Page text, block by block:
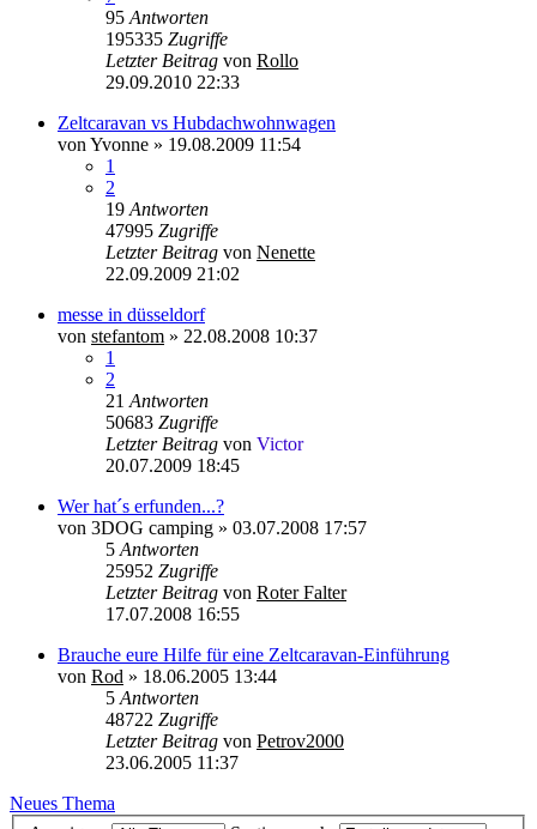
95 Antworten
195335 Zugriffe
Letzter Beitrag von Rollo
29.09.2010 22:33
Zeltcaravan vs Hubdachwohnwagen
von Yvonne » 19.08.2009 11:54
1
2
19 Antworten
47995 Zugriffe
Letzter Beitrag von Nenette
22.09.2009 21:02
messe in düsseldorf
von stefantom » 22.08.2008 10:37
1
2
21 Antworten
50683 Zugriffe
Letzter Beitrag von Victor
20.07.2009 18:45
Wer hat´s erfunden...?
von 3DOG camping » 03.07.2008 17:57
5 Antworten
25952 Zugriffe
Letzter Beitrag von Roter Falter
17.07.2008 16:55
Brauche eure Hilfe für eine Zeltcaravan-Einführung
von Rod » 18.06.2005 13:44
5 Antworten
48722 Zugriffe
Letzter Beitrag von Petrov2000
23.06.2005 11:37
Neues Thema